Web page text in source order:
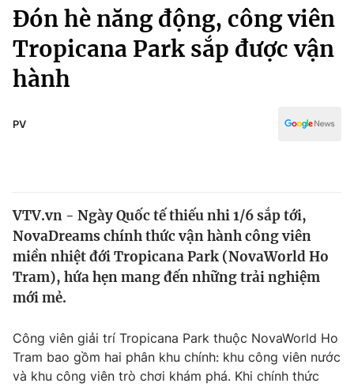
Chuyên mục
Chính trị
Xã hội
Pháp luật
Thế giới
Tin tức
Thế giới đó đây
Kinh tế
Tài chính
Thị trường
Góc doanh nghiệp
Truyền hình
Kinh tế
Thể thao
Truyền hình
Văn hóa - Giải trí
Đón hè năng động, công viên
Tropicana Park sắp được vận
hành
PV
VTV.vn - Ngày Quốc tế thiếu nhi 1/6 sắp tới,
NovaDreams chính thức vận hành công viên
miền nhiệt đới Tropicana Park (NovaWorld Ho
Tram), hứa hẹn mang đến những trải nghiệm
mới mẻ.
Công viên giải trí Tropicana Park thuộc NovaWorld Ho
Tram bao gồm hai phân khu chính: khu công viên nước
và khu công viên trò chơi khám phá. Khi chính thức